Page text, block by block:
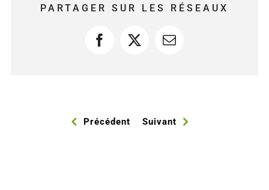
PARTAGER SUR LES RÉSEAUX
Facebook
X Courriel
Précédent Suivant